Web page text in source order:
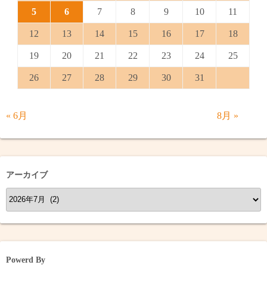
5 6 7 8 9 10 11
12 13 14 15 16 17 18
19 20 21 22 23 24 25
26 27 28 29 30 31
« 6月 8月 »
アーカイブ
ア
ー
カ
イ
ブ
Powerd By